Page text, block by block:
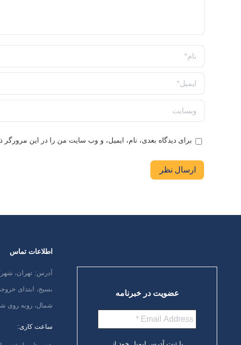
نام *
ایمیل *
وبسایت
برای دیدگاه بعدی، نام، ایمیل، و وب سایت من را در این مرورگر
ارسال نظر
عضویت در خبرنامه
اطلاعات تماس
آدرس: تهران،
بسیج، ابتدای
شمال، روبه روی
ساعت کاری: